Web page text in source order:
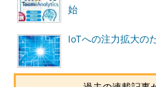
始
IoTへの注力拡大の